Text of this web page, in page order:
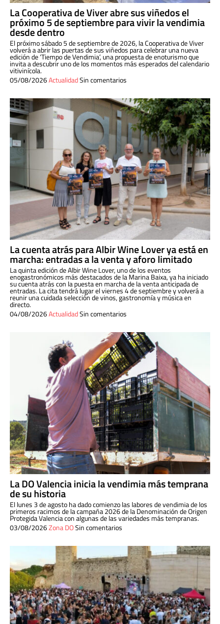
La Cooperativa de Viver abre sus viñedos el
próximo 5 de septiembre para vivir la vendimia
desde dentro
El próximo sábado 5 de septiembre de 2026, la Cooperativa de Viver
volverá a abrir las puertas de sus viñedos para celebrar una nueva
edición de ‘Tiempo de Vendimia’, una propuesta de enoturismo que
invita a descubrir uno de los momentos más esperados del calendario
vitivinícola.
05/08/2026ActualidadSin comentarios
La cuenta atrás para Albir Wine Lover ya está en
marcha: entradas a la venta y aforo limitado
La quinta edición de Albir Wine Lover, uno de los eventos
enogastronómicos más destacados de la Marina Baixa, ya ha iniciado
su cuenta atrás con la puesta en marcha de la venta anticipada de
entradas. La cita tendrá lugar el viernes 4 de septiembre y volverá a
reunir una cuidada selección de vinos, gastronomía y música en
directo.
04/08/2026ActualidadSin comentarios
La DO Valencia inicia la vendimia más temprana
de su historia
El lunes 3 de agosto ha dado comienzo las labores de vendimia de los
primeros racimos de la campaña 2026 de la Denominación de Origen
Protegida Valencia con algunas de las variedades más tempranas.
03/08/2026Zona DOSin comentarios